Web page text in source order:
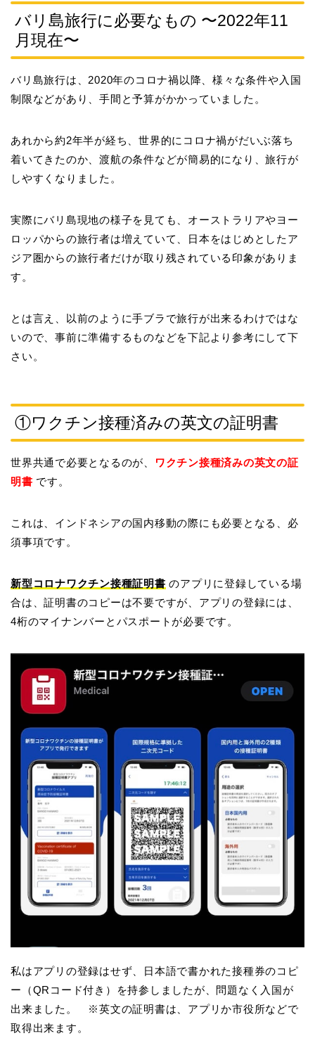
バリ島旅行に必要なもの 〜2022年11
月現在〜
バリ島旅行は、2020年のコロナ禍以降、様々な条件や入国
制限などがあり、手間と予算がかかっていました。
あれから約2年半が経ち、世界的にコロナ禍がだいぶ落ち
着いてきたのか、渡航の条件などが簡易的になり、旅行が
しやすくなりました。
実際にバリ島現地の様子を見ても、オーストラリアやヨー
ロッパからの旅行者は増えていて、日本をはじめとしたア
ジア圏からの旅行者だけが取り残されている印象がありま
す。
とは言え、以前のように手ブラで旅行が出来るわけではな
いので、事前に準備するものなどを下記より参考にして下
さい。
①ワクチン接種済みの英文の証明書
世界共通で必要となるのが、
ワクチン接種済みの英文の証
明書 です。
これは、インドネシアの国内移動の際にも必要となる、必
須事項です。
新型コロナワクチン接種証明書 のアプリに登録している場
合は、証明書のコピーは不要ですが、アプリの登録には、
4桁のマイナンバーとパスポートが必要です。
私はアプリの登録はせず、日本語で書かれた接種券のコピ
ー（QRコード付き）を持参しましたが、問題なく入国が
出来ました。 ※英文の証明書は、アプリか市役所などで
取得出来ます。